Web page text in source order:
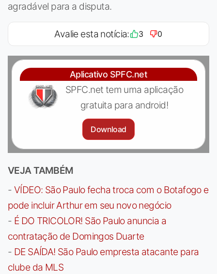
agradável para a disputa.
Avalie esta notícia: 3 0
Aplicativo SPFC.net
SPFC.net tem uma aplicação
gratuita para android!
Download
VEJA TAMBÉM
- VÍDEO: São Paulo fecha troca com o Botafogo e
pode incluir Arthur em seu novo negócio
- É DO TRICOLOR! São Paulo anuncia a
contratação de Domingos Duarte
- DE SAÍDA! São Paulo empresta atacante para
clube da MLS